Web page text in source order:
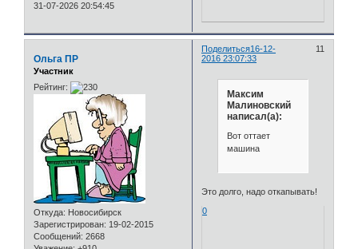
31-07-2026 20:54:45
Поделиться 11
16-12-
2016 23:07:33
Ольга ПР
Участник
Рейтинг:
Откуда: Новосибирск
Зарегистрирован: 19-02-2015
Сообщений: 2668
Максим
Малиновский
написал(а):
Вот оттает
машина
Это долго, надо откапывать!
0